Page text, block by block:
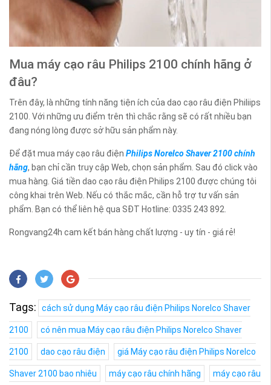
Mua máy cạo râu Philips 2100 chính hãng ở
đâu?
Trên đây, là những tính năng tiện ích của dao cạo râu điện Philiips
2100. Với những ưu điểm trên thì chắc rằng sẽ có rất nhiều bạn
đang nóng lòng được sở hữu sản phẩm này.
Để đặt mua máy cạo râu điện Philips Norelco Shaver 2100 chính
hãng, bạn chỉ cần truy cập Web, chọn sản phẩm. Sau đó click vào
mua hàng. Giá tiền dao cạo râu điện Philips 2100 được chúng tôi
công khai trên Web. Nếu có thắc mắc, cần hỗ trợ tư vấn sản
phẩm. Bạn có thể liên hệ qua SĐT Hotline: 0335 243 892.
Rongvang24h cam kết bán hàng chất lượng - uy tín - giá rẻ!
Tags: cách sử dụng Máy cạo râu điện Philips Norelco Shaver
2100 có nên mua Máy cạo râu điện Philips Norelco Shaver
2100 dao cạo râu điện giá Máy cạo râu điện Philips Norelco
Shaver 2100 bao nhiêu máy cạo râu chính hãng máy cạo râu